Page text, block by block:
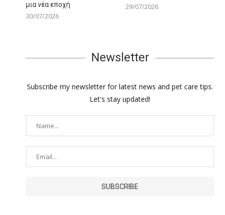
μια νέα εποχή
30/07/2026
29/07/2026
Newsletter
Subscribe my newsletter for latest news and pet care tips.
Let's stay updated!